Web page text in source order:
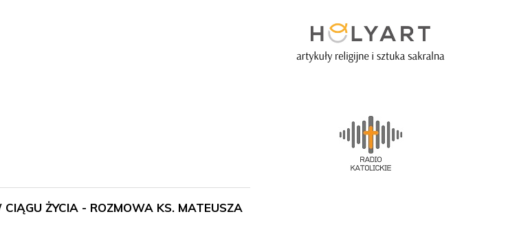
CIĄGU ŻYCIA - ROZMOWA KS. MATEUSZA